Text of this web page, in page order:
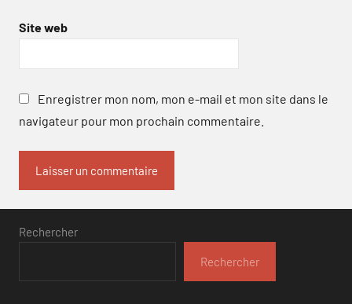
Site web
Enregistrer mon nom, mon e-mail et mon site dans le
navigateur pour mon prochain commentaire.
Rechercher
Rechercher